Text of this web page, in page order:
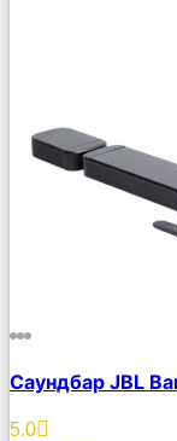
Описание
Избранное
Саундбар JBL
5.0